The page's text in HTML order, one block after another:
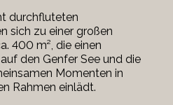
durchfluteten
sich zu einer großen
400 m², die einen
den Genfer See und die
Momenten in
Rahmen einlädt.